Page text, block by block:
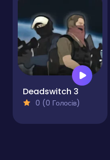
Deadswitch 3
0 (0 Голосів)